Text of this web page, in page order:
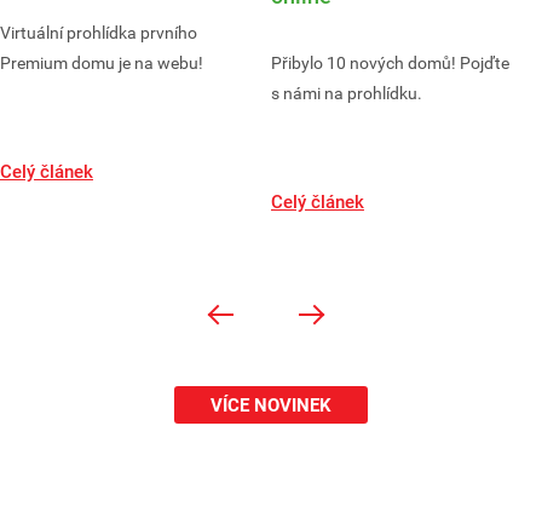
Virtuální prohlídka prvního
Premium domu je na webu!
Celý článek
Přibylo 10 nových domů! Pojďte
s námi na prohlídku.
Celý článek
VÍCE NOVINEK